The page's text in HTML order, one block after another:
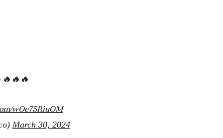
🔥🔥🔥
wOe75RiuOM
March 30, 2024